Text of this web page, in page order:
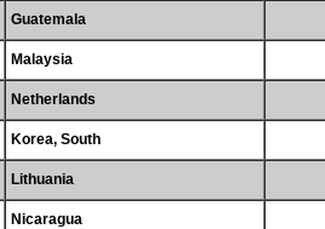
Guatemala
Malaysia
Netherlands
Korea, South
Lithuania
Nicaragua